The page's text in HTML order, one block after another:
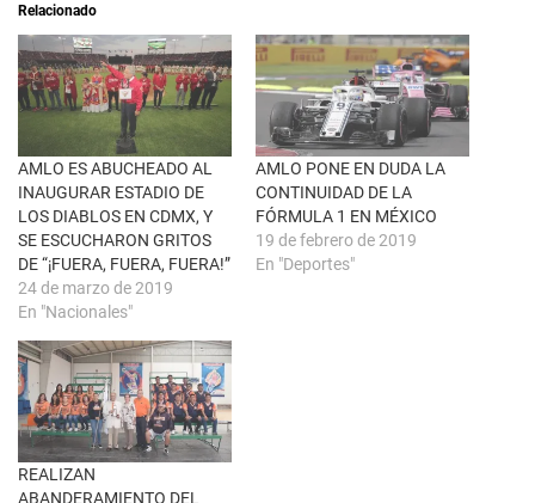
b
r
e
e
n
u
n
e
n
t
a
n
a
n
u
v
a
)
e
n
F
a
c
e
b
o
o
k
(
S
e
a
b
r
e
e
n
u
n
a
v
e
n
t
a
n
a
u
Relacionado
AMLO ES ABUCHEADO AL
INAUGURAR ESTADIO DE
LOS DIABLOS EN CDMX, Y
SE ESCUCHARON GRITOS
DE “¡FUERA, FUERA, FUERA!”
24 de marzo de 2019
En "Nacionales"
AMLO PONE EN DUDA LA
CONTINUIDAD DE LA
FÓRMULA 1 EN MÉXICO
19 de febrero de 2019
En "Deportes"
REALIZAN
ABANDERAMIENTO DEL